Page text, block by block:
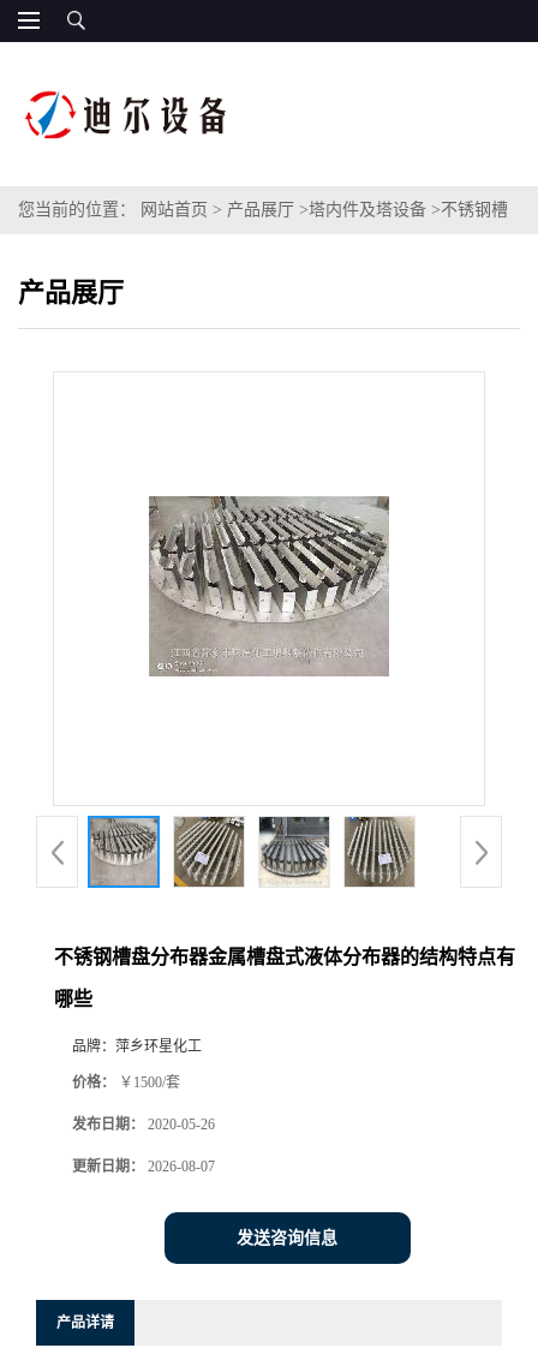
您当前的位置： 网站首页 > 产品展厅 >塔内件及塔设备 >不锈钢槽
产品展厅
不锈钢槽盘分布器金属槽盘式液体分布器的结构特点有
哪些
品牌： 萍乡环星化工
价格： ￥1500/套
发布日期： 2020-05-26
更新日期： 2026-08-07
发送咨询信息
产品详请